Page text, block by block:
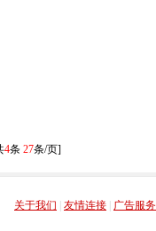
4条 27条/页]
关于我们 友情连接 广告服务